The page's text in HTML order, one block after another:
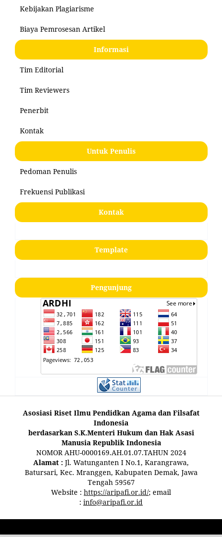
Kebijakan Plagiarisme
Biaya Pemrosesan Artikel
Informasi
Tim Editorial
Tim Reviewers
Penerbit
Kontak
Untuk Penulis
Pedoman Penulis
Frekuensi Publikasi
Kontak
Template
Pengunjung
Asosiasi Riset Ilmu Pendidkan Agama dan Filsafat
Indonesia
berdasarkan S.K.Menteri Hukum dan Hak Asasi
Manusia Republik Indonesia
NOMOR AHU-0000169.AH.01.07.TAHUN 2024
Alamat : Jl. Watunganten I No.1, Karangrawa,
Batursari, Kec. Mranggen, Kabupaten Demak, Jawa
Tengah 59567
Website : https://aripafi.or.id/; email
: info@aripafi.or.id